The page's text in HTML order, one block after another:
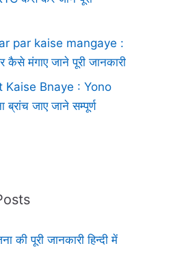
par kaise mangaye :
कैसे मंगाए जाने पूरी जानकारी
Kaise Bnaye : Yono
ब्रांच जाए जाने सम्पूर्ण
की पूरी जानकारी हिन्दी में